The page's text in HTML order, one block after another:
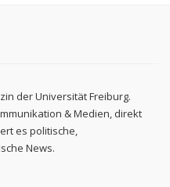
der Universität Freiburg.
& Medien, direkt
es politische,
News.